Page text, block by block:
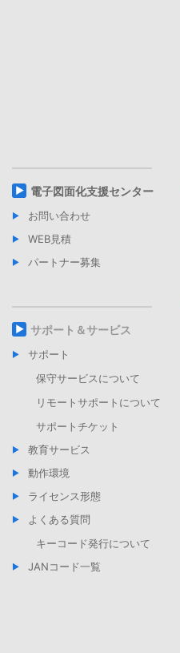
電子図面化支援センター
お問い合わせ
WEB見積
パートナー募集
サポート＆サービス
サポート
保守サービスについて
リモートサポートについて
サポートチケット
教育サービス
動作環境
ライセンス形態
よくある質問
キーコード発行について
JANコード一覧